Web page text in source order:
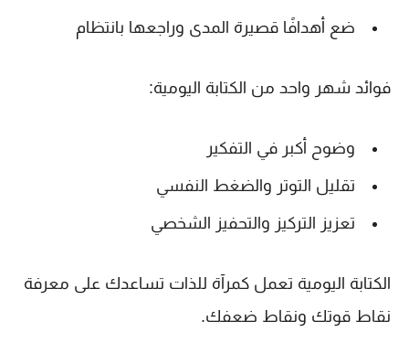
ضع أهدافًا قصيرة المدى وراجعها بانتظام
فوائد شهر واحد من الكتابة اليومية:
وضوح أكبر في التفكير
تقليل التوتر والضغط النفسي
تعزيز التركيز والتحفيز الشخصي
الكتابة اليومية تعمل كمرآة للذات تساعدك على معرفة
نقاط قوتك ونقاط ضعفك.